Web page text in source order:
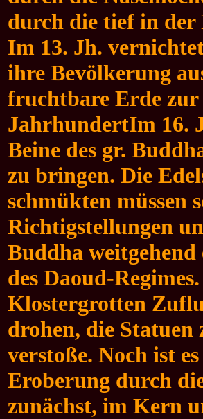
durch die tief in der
Im 13. Jh.
ihre Bevölkerung
fruchtbare Erde zur
JahrhundertIm 16.
Beine des gr.
zu bringen. Die
schmükten müssen
Richtigstellungen
Buddha
des Daoud-
Klostergrotten
drohen, die Statuen
verstoße. Noch ist
Eroberung durch
zunächst, im Kern